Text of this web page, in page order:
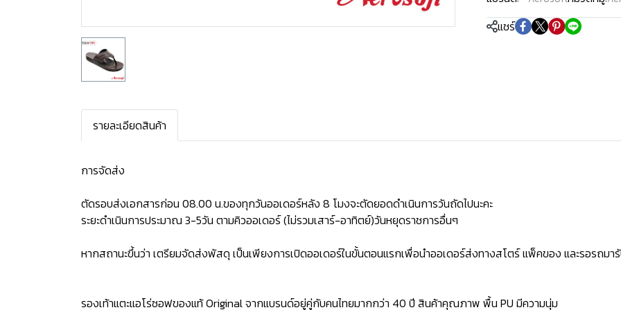
แชร์
รายละเอียดสินค้า
การจัดส่ง
ตัดรอบส่งเอกสารก่อน 08.00 น.ของทุกวันออเดอร์หลัง 8 โมงจะตัดยอดดำเนินการวันถัดไปนะคะ
ระยะดำเนินการประมาณ 3-5วัน ตามคิวออเดอร์ (ไม่รวมเสาร์-อาทิตย์)วันหยุดราชการอื่นๆ
หากสถานะขึ้นว่า เตรียมจัดส่งพัสดุ เป็นเพียงการเปิดออเดอร์ในขั้นตอนแรกเพื่อนำออเดอร์ส่งทางสโตร์ แพ็คของ และรอรถม
รองเท้าแตะแอโร่ซอฟของแท้ Original จากแบรนด์อยู่คู่กับคนไทยมากกว่า 40 ปี สินค้าคุณภาพ พื้น PU มีความนุ่ม